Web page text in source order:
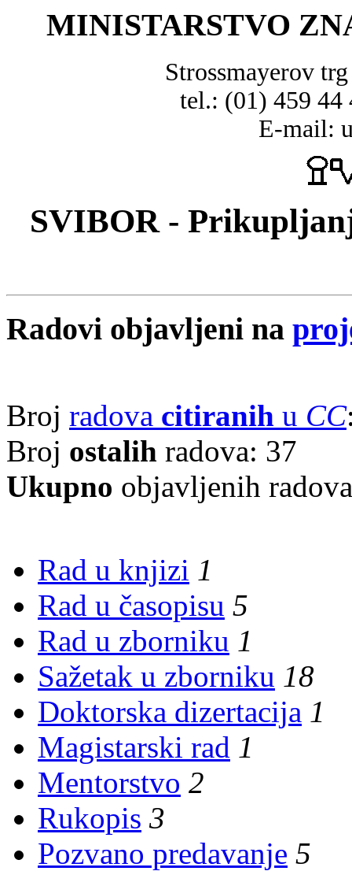
MINISTARSTVO
Strossmayerov
tel.: (01) 459 44
E-mail:
SVIBOR -
Radovi objavljeni na
Broj radova citiranih u CC
Broj ostalih radova: 37
Ukupno objavljenih
Rad u knjizi 1
Rad u časopisu 5
Rad u zborniku 1
Sažetak u zborniku 18
Doktorska dizertacija 1
Magistarski rad 1
Mentorstvo 2
Rukopis 3
Pozvano predavanje 5